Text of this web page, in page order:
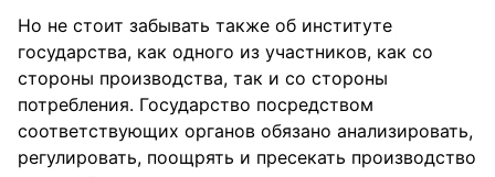
Но не стоит забывать также об институте
государства, как одного из участников, как со
стороны производства, так и со стороны
потребления. Государство посредством
соответствующих органов обязано анализировать,
регулировать, поощрять и пресекать производство